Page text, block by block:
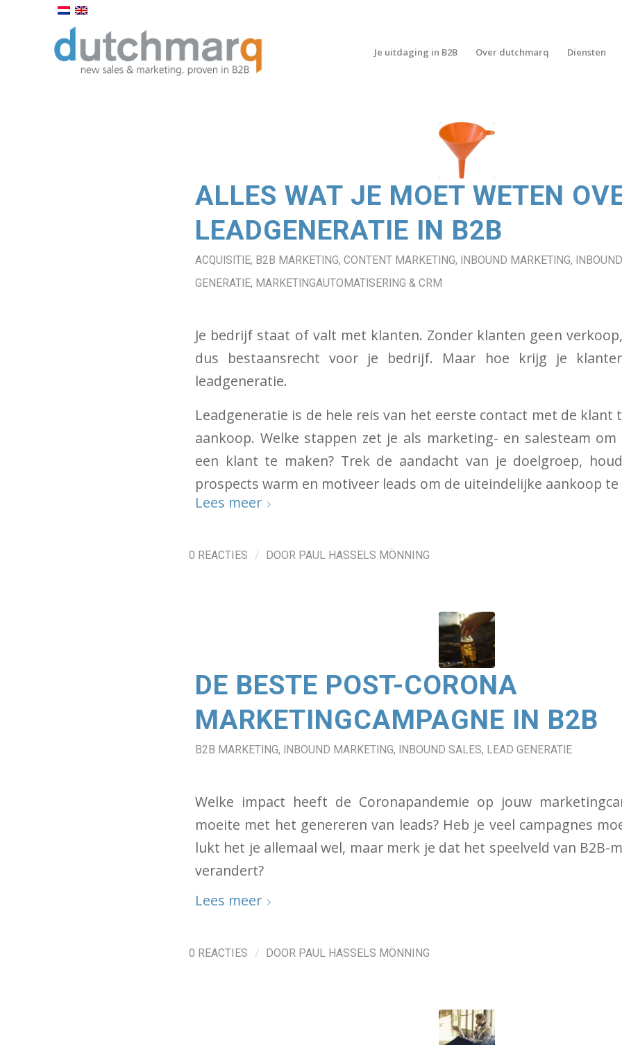
Je uitdaging in B2B Over dutchmarq Diensten
ALLES WAT JE MOET WETEN
LEADGENERATIE IN B2B
ACQUISITIE, B2B MARKETING, CONTENT MARKETING, INBOUND MARKETING,
GENERATIE, MARKETINGAUTOMATISERING & CRM
Je bedrijf staat of valt met klanten. Zonder klanten geen
dus bestaansrecht voor je bedrijf. Maar hoe krijg je
leadgeneratie.
Leadgeneratie is de hele reis van het eerste contact met de
aankoop. Welke stappen zet je als marketing- en salesteam om
een klant te maken? Trek de aandacht van je doelgroep,
prospects warm en motiveer leads om de uiteindelijke aankoop te
Lees meer
0 REACTIES / DOOR PAUL HASSELS MÖNNING
DE BESTE POST-CORONA
MARKETINGCAMPAGNE IN B2B
B2B MARKETING, INBOUND MARKETING, INBOUND SALES, LEAD GENERATIE
Welke impact heeft de Coronapandemie op jouw
moeite met het genereren van leads? Heb je veel campagnes
lukt het je allemaal wel, maar merk je dat het speelveld van B2B-
verandert?
Lees meer
0 REACTIES / DOOR PAUL HASSELS MÖNNING